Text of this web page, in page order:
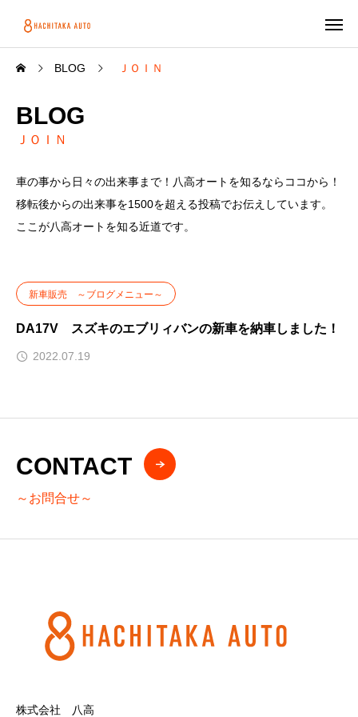
BLOG ＪＯＩＮ
BLOG
ＪＯＩＮ
車の事から日々の出来事まで！八高オートを知るならココから！
移転後からの出来事を1500を超える投稿でお伝えしています。
ここが八高オートを知る近道です。
新車販売 ～ブログメニュー～
DA17V スズキのエブリィバンの新車を納車しました！
2022.07.19
CONTACT
～お問合せ～
株式会社 八高